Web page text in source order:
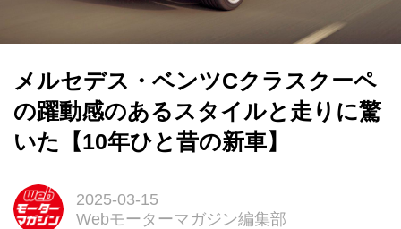
メルセデス・ベンツCクラスクーペ
の躍動感のあるスタイルと走りに驚
いた【10年ひと昔の新車】
2025-03-15
Webモーターマガジン編集部